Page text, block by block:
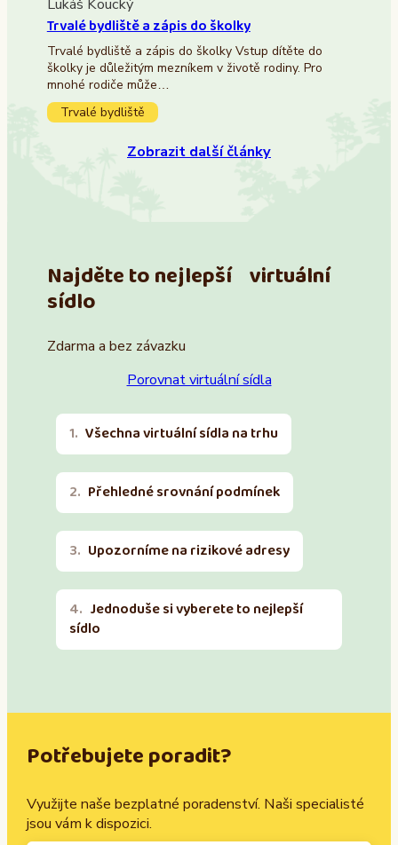
Lukáš Koucký
Trvalé bydliště a zápis do školky
Trvalé bydliště a zápis do školky Vstup dítěte do
školky je důležitým mezníkem v životě rodiny. Pro
mnohé rodiče může…
Trvalé bydliště
Zobrazit další články
Najděte to nejlepší virtuální
sídlo
Zdarma a bez závazku
Porovnat virtuální sídla
Všechna virtuální sídla na trhu
Přehledné srovnání podmínek
Upozorníme na rizikové adresy
Jednoduše si vyberete to nejlepší
sídlo
Potřebujete poradit?
Využijte naše bezplatné poradenství. Naši specialisté
jsou vám k dispozici.